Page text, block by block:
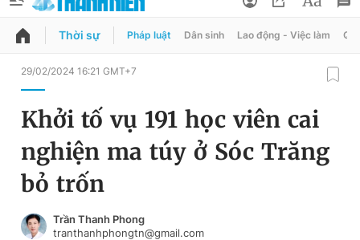
QUẢNG CÁO
Chuyên mục
Chuyên mục khác
Chào ngày mới
Đổi mật khẩu
Tin đã lưu
Thời sự Pháp luật Dân sinh Lao động - Việc làm
29/02/2024 16:21 GMT+7
Khởi tố vụ 191 học viên cai
nghiện ma túy ở Sóc Trăng
bỏ trốn
Trần Thanh Phong
tranthanhphongtn@gmail.com